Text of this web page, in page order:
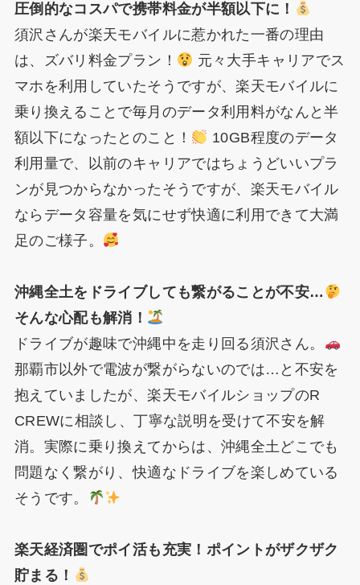
圧倒的なコスパで携帯料金が半額以下に！
須沢さんが楽天モバイルに惹かれた一番の理由
は、ズバリ料金プラン！
元々大手キャリアでス
マホを利用していたそうですが、楽天モバイルに
乗り換えることで毎月のデータ利用料がなんと半
額以下になったとのこと！
10GB程度のデータ
利用量で、以前のキャリアではちょうどいいプラ
ンが見つからなかったそうですが、楽天モバイル
ならデータ容量を気にせず快適に利用できて大満
足のご様子。
沖縄全土をドライブしても繋がることが不安…
そんな心配も解消！
ドライブが趣味で沖縄中を走り回る須沢さん。
那覇市以外で電波が繋がらないのでは…と不安を
抱えていましたが、楽天モバイルショップのR
CREWに相談し、丁寧な説明を受けて不安を解
消。実際に乗り換えてからは、沖縄全土どこでも
問題なく繋がり、快適なドライブを楽しめている
そうです。
楽天経済圏でポイ活も充実！ポイントがザクザク
貯まる！